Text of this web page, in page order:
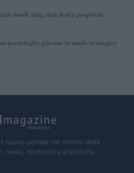
fondi, Siiq, club deal e proprietà
portafoglio giovane in modo strategico
nuovo portale nel mondo della
news, confronti e statistiche.